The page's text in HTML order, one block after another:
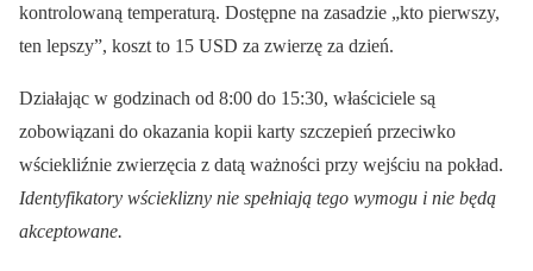
kontrolowaną temperaturą. Dostępne na zasadzie „kto pierwszy,
ten lepszy”, koszt to 15 USD za zwierzę za dzień.
Działając w godzinach od 8:00 do 15:30, właściciele są
zobowiązani do okazania kopii karty szczepień przeciwko
wściekliźnie zwierzęcia z datą ważności przy wejściu na pokład.
Identyfikatory wścieklizny nie spełniają tego wymogu i nie będą
akceptowane.